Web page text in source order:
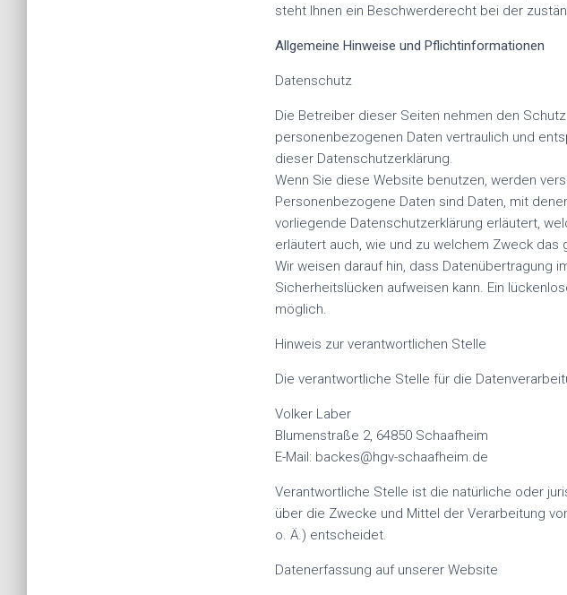
steht Ihnen ein Beschwerderecht bei der
Allgemeine Hinweise und Pflichtinformationen
Datenschutz
Die Betreiber dieser Seiten nehmen den
personenbezogenen Daten vertraulich und
dieser Datenschutzerklärung.
Wenn Sie diese Website benutzen, werden
Personenbezogene Daten sind Daten, mit
vorliegende Datenschutzerklärung erläutert,
erläutert auch, wie und zu welchem Zweck das
Wir weisen darauf hin, dass Datenübertragung
Sicherheitslücken aufweisen kann. Ein
möglich.
Hinweis zur verantwortlichen Stelle
Die verantwortliche Stelle für die
Volker Laber
Blumenstraße 2, 64850 Schaafheim
E-Mail: backes@hgv-schaafheim.de
Verantwortliche Stelle ist die natürliche oder
über die Zwecke und Mittel der Verarbeitung
o. Ä.) entscheidet.
Datenerfassung auf unserer Website